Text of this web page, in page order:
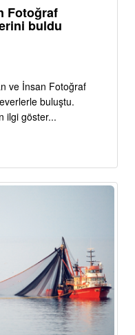
Fotoğraf
buldu
ve İnsan Fotoğraf
buluştu.
ilgi göster...